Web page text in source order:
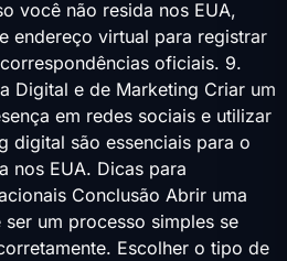
você não resida nos EUA,
endereço virtual para registrar
oficiais. 9.
Digital e de Marketing Criar um
em redes sociais e utilizar
digital são essenciais para o
nos EUA. Dicas para
Conclusão Abrir uma
um processo simples se
Escolher o tipo de